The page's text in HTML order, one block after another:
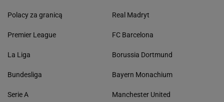
Polacy za granicą
Premier League
La Liga
Bundesliga
Serie A
Real Madryt
FC Barcelona
Borussia Dortmund
Bayern Monachium
Manchester United